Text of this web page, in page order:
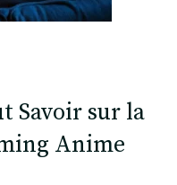
Savoir sur la
Anime